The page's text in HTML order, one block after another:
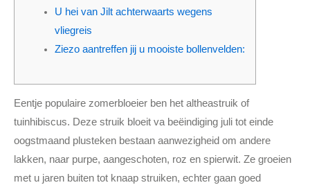
U hei van Jilt achterwaarts wegens
vliegreis
Ziezo aantreffen jij u mooiste bollenvelden:
Eentje populaire zomerbloeier ben het altheastruik of
tuinhibiscus. Deze struik bloeit va beëindiging juli tot einde
oogstmaand plusteken bestaan aanwezigheid om andere
lakken, naar purpe, aangeschoten, roz en spierwit. Ze groeien
met u jaren buiten tot knaap struiken, echter gaan goed